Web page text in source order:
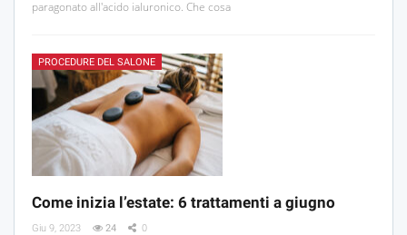
paragonato all'acido ialuronico. Che cosa
PROCEDURE DEL SALONE
Come inizia l’estate: 6 trattamenti a giugno
Giu 9, 2023 24 0